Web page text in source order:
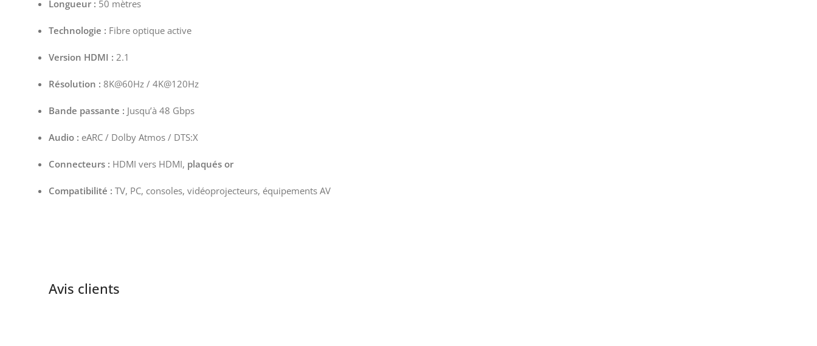
Longueur : 50 mètres
Technologie : Fibre optique active
Version HDMI : 2.1
Résolution : 8K@60Hz / 4K@120Hz
Bande passante : Jusqu’à 48 Gbps
Audio : eARC / Dolby Atmos / DTS:X
Connecteurs : HDMI vers HDMI, plaqués or
Compatibilité : TV, PC, consoles, vidéoprojecteurs, équipements AV
Avis clients